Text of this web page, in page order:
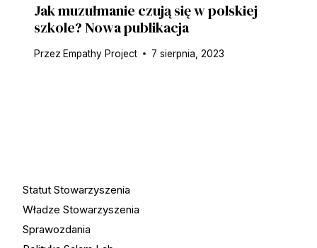
Jak muzułmanie czują się w polskiej
szkole? Nowa publikacja
Przez Empathy Project 7 sierpnia, 2023
Statut Stowarzyszenia
Władze Stowarzyszenia
Sprawozdania